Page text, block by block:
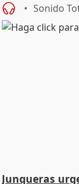
Sonido
Junqueras